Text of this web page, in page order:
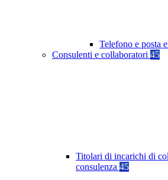
Telefono e posta
Consulenti e collaboratori 45
Titolari di incarichi di
consulenza 45